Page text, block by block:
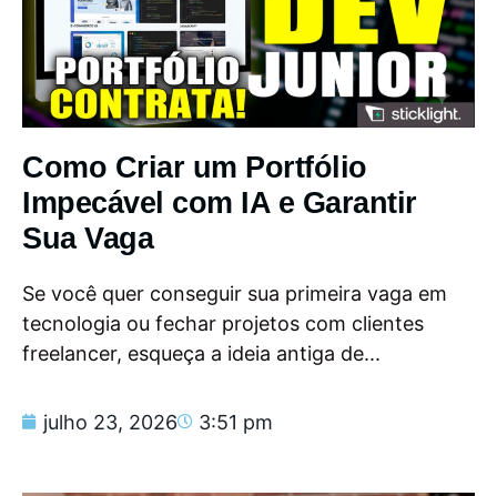
Como Criar um Portfólio
Impecável com IA e Garantir
Sua Vaga
Se você quer conseguir sua primeira vaga em
tecnologia ou fechar projetos com clientes
freelancer, esqueça a ideia antiga de...
julho 23, 2026 3:51 pm